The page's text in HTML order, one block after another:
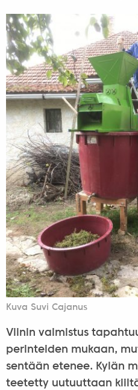
Kuva Suvi Cajanus
Viinin valmistus
perinteiden mukaan,
sentään etenee. Kylän
teetetty uutuuttaan